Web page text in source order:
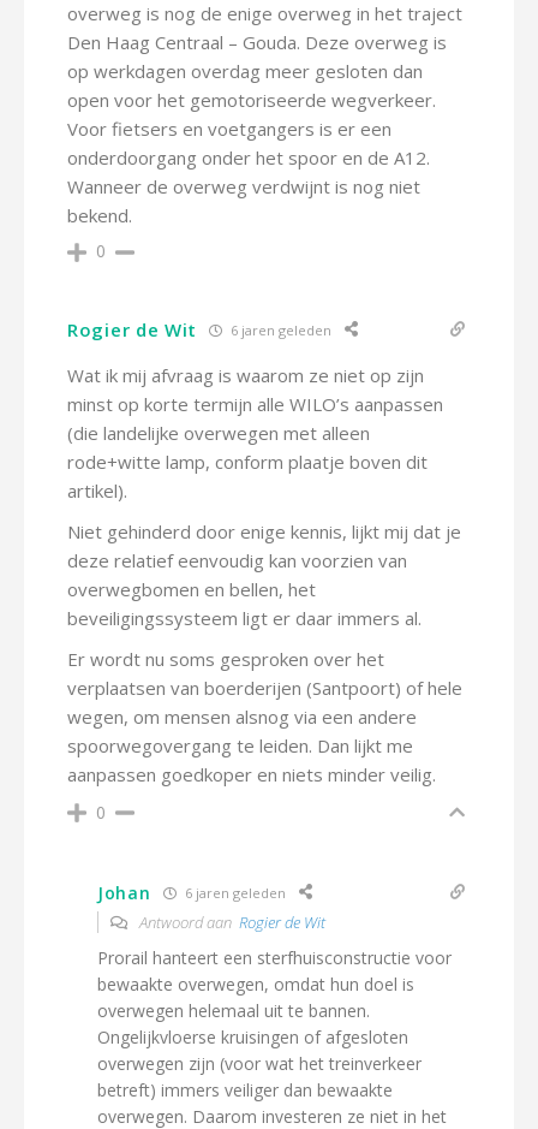
overweg is nog de enige overweg in het traject
Den Haag Centraal – Gouda. Deze overweg is
op werkdagen overdag meer gesloten dan
open voor het gemotoriseerde wegverkeer.
Voor fietsers en voetgangers is er een
onderdoorgang onder het spoor en de A12.
Wanneer de overweg verdwijnt is nog niet
bekend.
0
Rogier de Wit 6 jaren geleden
Wat ik mij afvraag is waarom ze niet op zijn
minst op korte termijn alle WILO’s aanpassen
(die landelijke overwegen met alleen
rode+witte lamp, conform plaatje boven dit
artikel).
Niet gehinderd door enige kennis, lijkt mij dat je
deze relatief eenvoudig kan voorzien van
overwegbomen en bellen, het
beveiligingssysteem ligt er daar immers al.
Er wordt nu soms gesproken over het
verplaatsen van boerderijen (Santpoort) of hele
wegen, om mensen alsnog via een andere
spoorwegovergang te leiden. Dan lijkt me
aanpassen goedkoper en niets minder veilig.
0
Johan 6 jaren geleden
Antwoord aan Rogier de Wit
Prorail hanteert een sterfhuisconstructie voor
bewaakte overwegen, omdat hun doel is
overwegen helemaal uit te bannen.
Ongelijkvloerse kruisingen of afgesloten
overwegen zijn (voor wat het treinverkeer
betreft) immers veiliger dan bewaakte
overwegen. Daarom investeren ze niet in het